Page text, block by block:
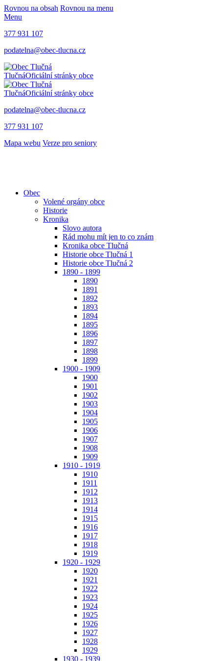
Rovnou na obsah Rovnou na menu
Menu
377 931 107
podatelna@obec-tlucna.cz
TlučnáOficiální stránky obce
TlučnáOficiální stránky obce
podatelna@obec-tlucna.cz
377 931 107
Mapa webu Verze pro seniory
Obec
Volené orgány obce
Historie
Kronika
Slovo autora
Rád mohu mít jen to co znám
Kronika obce Tlučná
Historie obce Tlučná 1
Historie obce Tlučná 2
1890 - 1899
1890
1891
1892
1893
1894
1895
1896
1897
1898
1899
1900 - 1909
1900
1901
1902
1903
1904
1905
1906
1907
1908
1909
1910 - 1919
1910
1911
1912
1913
1914
1915
1916
1917
1918
1919
1920 - 1929
1920
1921
1922
1923
1924
1925
1926
1927
1928
1929
1930 - 1939